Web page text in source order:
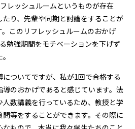
レッシュルームというものが存在
たり、先輩や同期と討論をすることが
このリフレッシュルームのおかげ
勉強期間をモチベーションを下げず
ついてですが、私が1回で合格する
のおかげであると感じています。法
数講義を行っているため、教授と学
等をすることができます。その際に